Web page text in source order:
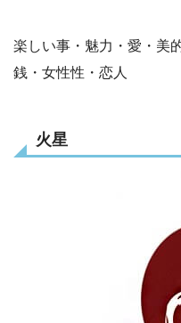
楽しい事・魅力・愛・美
銭・女性性・恋人
火星